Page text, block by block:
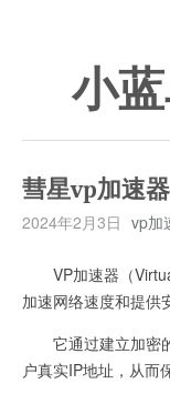
小
彗星vp加速器
2024年2月3日 vp加
VP加速器（
加速网络速度和提供
它通过建立加密的
户真实IP地址，从而